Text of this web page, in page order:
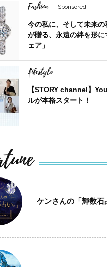
Fashion Sponsored
今の私に、そして未来の
が贈る、永遠の絆を形
ェア」
Lifestyle
【STORY channel】
ルが本格スタート！
ケンさんの「輝数石